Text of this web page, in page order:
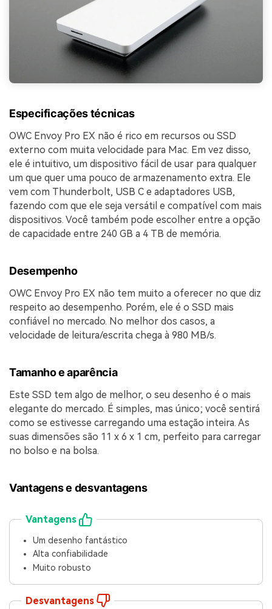
Especificações técnicas
OWC Envoy Pro EX não é rico em recursos ou SSD
externo com muita velocidade para Mac. Em vez disso,
ele é intuitivo, um dispositivo fácil de usar para qualquer
um que quer uma pouco de armazenamento extra. Ele
vem com Thunderbolt, USB C e adaptadores USB,
fazendo com que ele seja versátil e compatível com mais
dispositivos. Você também pode escolher entre a opção
de capacidade entre 240 GB a 4 TB de memória.
Desempenho
OWC Envoy Pro EX não tem muito a oferecer no que diz
respeito ao desempenho. Porém, ele é o SSD mais
confiável no mercado. No melhor dos casos, a
velocidade de leitura/escrita chega à 980 MB/s.
Tamanho e aparência
Este SSD tem algo de melhor, o seu desenho é o mais
elegante do mercado. É simples, mas único; você sentirá
como se estivesse carregando uma estação inteira. As
suas dimensões são 11 x 6 x 1 cm, perfeito para carregar
no bolso e na bolsa.
Vantagens e desvantagens
Vantagens
Um desenho fantástico
Alta confiabilidade
Muito robusto
Desvantagens